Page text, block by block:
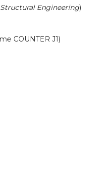
Engineering)
COUNTER J1)